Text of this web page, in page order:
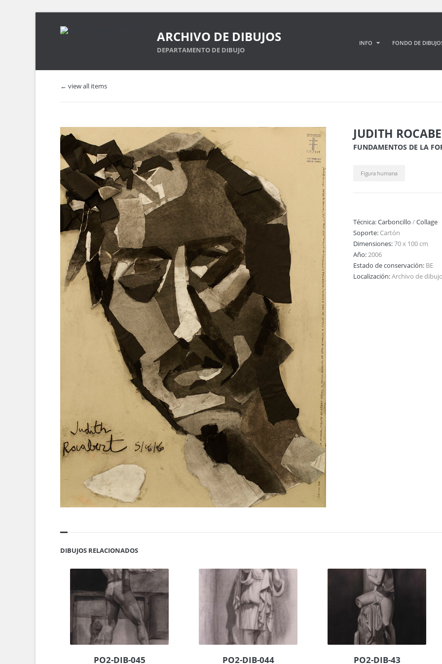
ARCHIVO DE DIBUJOS
DEPARTAMENTO DE DIBUJO
INFO FONDO DE
← view all items
JUDITH
FUNDAMENTOS DE LA
Figura humana
Técnica:Carboncillo /Collage
Soporte: Cartón
Dimensiones:70 x 100 cm
Año:2006
Estado de conservación: BE
Localización:Archivo de
DIBUJOS RELACIONADOS
PO2-DIB-045 PO2-DIB-044 PO2-DIB-43